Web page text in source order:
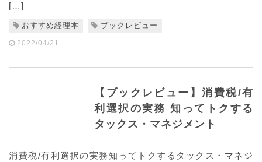
[…]
おすすめ経理本 ブックレビュー
2022/04/21
【ブックレビュー】消費税/有
利選択の実務 知ってトクする
タックス・マネジメント
消費税/有利選択の実務知ってトクするタックス・マネジ